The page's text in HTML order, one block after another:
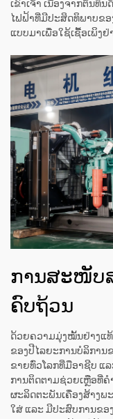
ເຂົາເຈົ້າ ເນື່ອງຈາກຕົ້ນທຶ
ໄຟຟ້າທີ່ມີປະສິດທິພາບຂ
ແບບມາເພື່ອໃຊ້ເຊື້ອເພິງ
ການສະໜັບ
ຄົບຖ້ວນ
ດ້ວຍຄວາມມຸ່ງໝັ້ນຢ່າງແ
ຂອງປີໄລຍະການບໍລິການ
ຂາຍທົ່ວໂລກທີ່ມືອາຊີບ ແລ
ການຕິດຕາມຊ່ວຍເຫຼືອທີ່ຄ
ຜະລິດຕະພັນເຄື່ອງສ້າງພ
ໃສ່ ແລະ ມີປະສົບການຂອ